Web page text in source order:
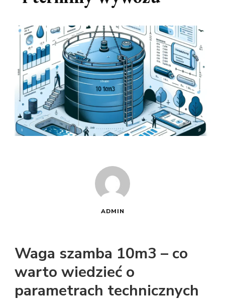
ADMIN
Waga szamba 10m3 – co
warto wiedzieć o
parametrach technicznych